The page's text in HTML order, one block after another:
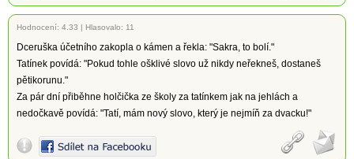
Hodnocení: 4.33 | Hlasovalo: 11
Dceruška účetního zakopla o kámen a řekla: "Sakra, to bolí."
Tatínek povídá: "Pokud tohle ošklivé slovo už nikdy neřekneš, dostaneš
pětikorunu."
Za pár dní přiběhne holčička ze školy za tatínkem jak na jehlách a
nedočkavě povídá: "Tatí, mám nový slovo, který je nejmíň za dvacku!"